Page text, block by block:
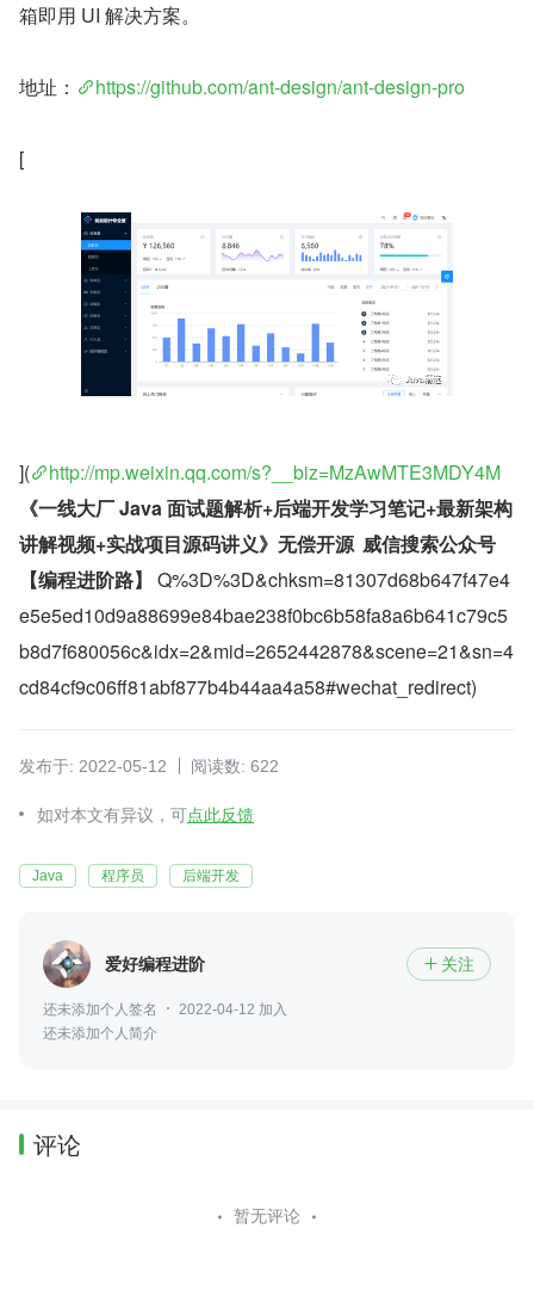
箱即用 UI 解决方案。
地址： https://github.com/ant-design/ant-design-pro
[
](
http://mp.weixin.qq.com/s?__biz=MzAwMTE3MDY4M
《一线大厂 Java 面试题解析+后端开发学习笔记+最新架构
讲解视频+实战项目源码讲义》无偿开源	威信搜索公众号
【编程进阶路】 Q%3D%3D&chksm=81307d68b647f47e4
e5e5ed10d9a88699e84bae238f0bc6b58fa8a6b641c79c5
b8d7f680056c&idx=2&mid=2652442878&scene=21&sn=4
cd84cf9c06ff81abf877b4b44aa4a58#wechat_redirect)
发布于: 2022-05-12 阅读数: 622
如对本文有异议，可点此反馈
Java 程序员 后端开发
爱好编程进阶  关注
还未添加个人签名
2022-04-12 加入
还未添加个人简介
评论
暂无评论